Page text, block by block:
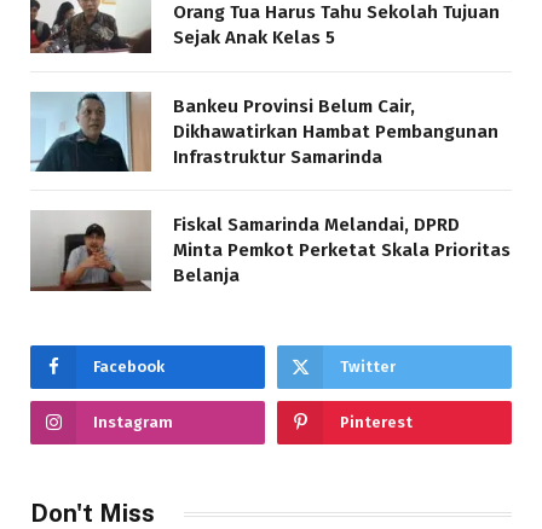
Orang Tua Harus Tahu Sekolah Tujuan
Sejak Anak Kelas 5
Bankeu Provinsi Belum Cair,
Dikhawatirkan Hambat Pembangunan
Infrastruktur Samarinda
Fiskal Samarinda Melandai, DPRD
Minta Pemkot Perketat Skala Prioritas
Belanja
Facebook Twitter
Instagram Pinterest
Don't Miss